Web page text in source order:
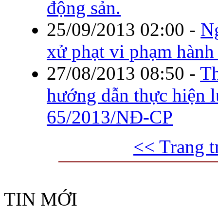
động sản.
25/09/2013 02:00 -
xử phạt vi phạm
27/08/2013 08:50 -
hướng dẫn thực hiện
65/2013/NĐ-CP
<< Trang
TIN MỚI